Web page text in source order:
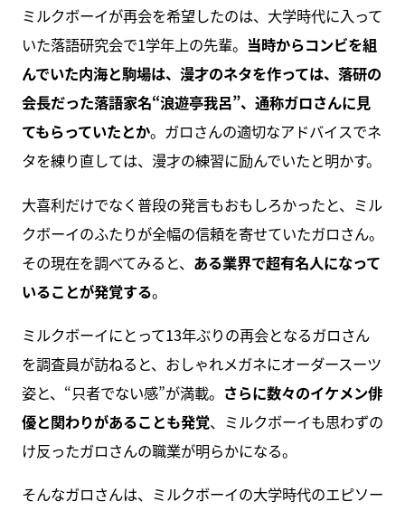
ミルクボーイが再会を希望したのは、大学時代に入って
いた落語研究会で1学年上の先輩。 当時からコンビを組
んでいた内海と駒場は、漫才のネタを作っては、落研の
会長だった落語家名“浪遊亭我呂”、通称ガロさんに見
てもらっていたとか。ガロさんの適切なアドバイスでネ
タを練り直しては、漫才の練習に励んでいたと明かす。
大喜利だけでなく普段の発言もおもしろかったと、ミル
クボーイのふたりが全幅の信頼を寄せていたガロさん。
その現在を調べてみると、 ある業界で超有名人になって
いることが発覚する。
ミルクボーイにとって13年ぶりの再会となるガロさん
を調査員が訪ねると、おしゃれメガネにオーダースーツ
姿と、“只者でない感”が満載。 さらに数々のイケメン俳
優と関わりがあることも発覚、ミルクボーイも思わずの
け反ったガロさんの職業が明らかになる。
そんなガロさんは、ミルクボーイの大学時代のエピソー